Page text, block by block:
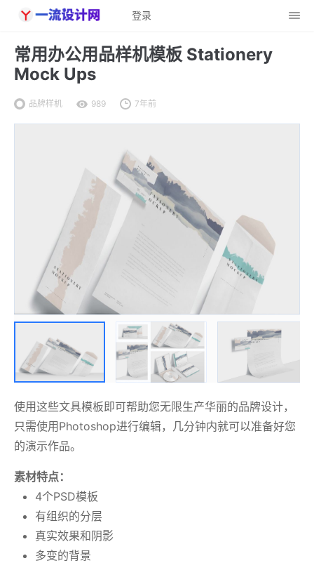
登录
常用办公用品样机模板 Stationery
Mock Ups
品牌样机 989 7年前
使用这些文具模板即可帮助您无限生产华丽的品牌设计，
只需使用Photoshop进行编辑，几分钟内就可以准备好您
的演示作品。
素材特点：
4个PSD模板
有组织的分层
真实效果和阴影
多变的背景